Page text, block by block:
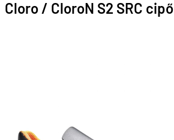
Cloro / CloroN S2 SRC cipő